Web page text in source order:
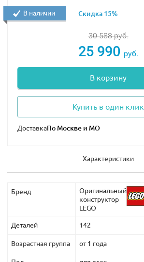
30 588руб.
25 990 руб.
В корзину
Купить в один клик
Доставка
В наличии Скидка 15%
Характеристики
Бренд
Оригинальный
конструктор
LEGO
Деталей 142
Возрастная группа от 1 года